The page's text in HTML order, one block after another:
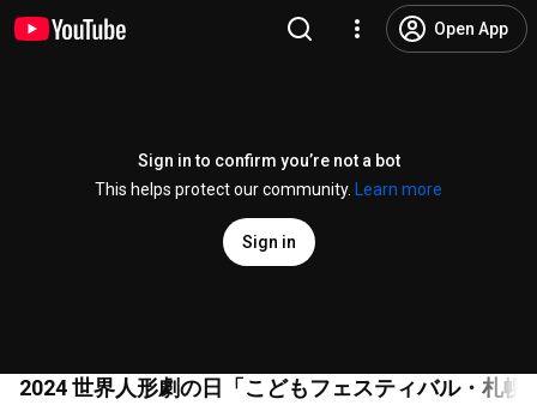
Open App
Sign in to confirm you’re not a bot
This helps protect our community.
Learn more
Sign in
2024 世界人形劇の日「こどもフェスティバル・札幌